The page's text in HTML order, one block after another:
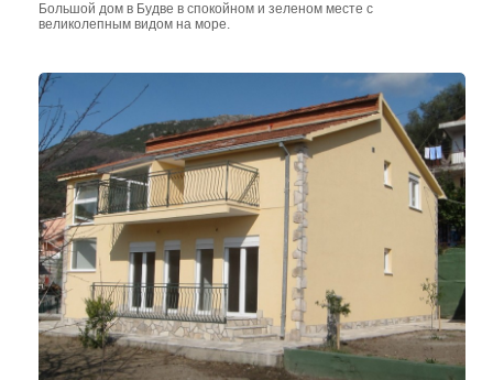
Большой дом в Будве в спокойном и зеленом месте с
великолепным видом на море.